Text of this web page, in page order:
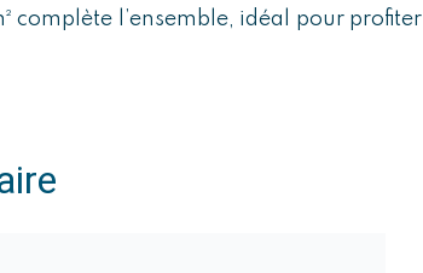
complète l’ensemble, idéal pour profiter